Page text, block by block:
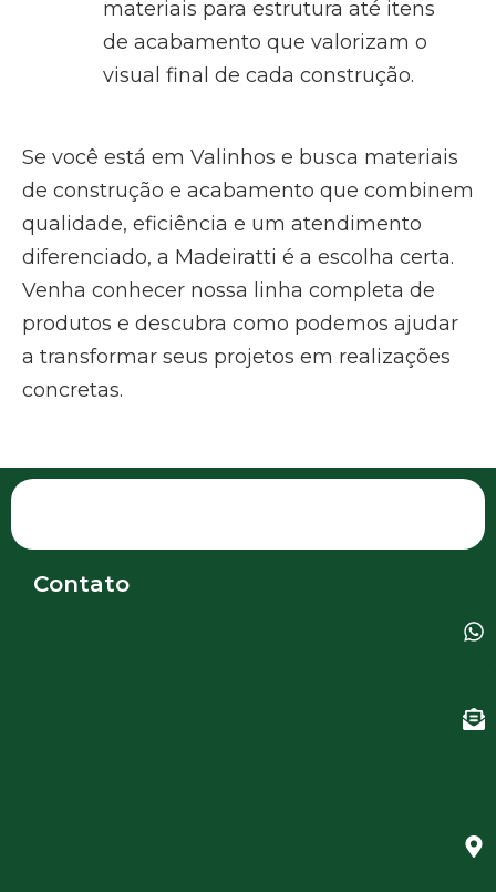
materiais para estrutura até itens
de acabamento que valorizam o
visual final de cada construção.
Se você está em Valinhos e busca materiais
de construção e acabamento que combinem
qualidade, eficiência e um atendimento
diferenciado, a Madeiratti é a escolha certa.
Venha conhecer nossa linha completa de
produtos e descubra como podemos ajudar
a transformar seus projetos em realizações
concretas.
Contato